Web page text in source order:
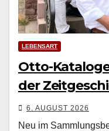
LEBENSART
Otto-
der
6. AUGUST 2026
Neu im